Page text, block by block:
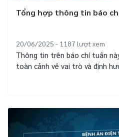
Tổng hợp thông tin báo
20/06/2025 - 1187 lượt xem
Thông tin trên báo chí tuần
toàn cảnh về vai trò và định